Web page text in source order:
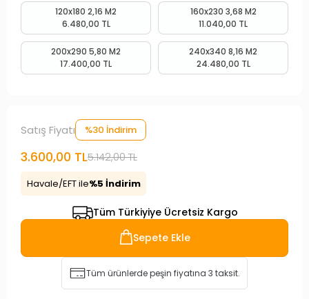
120x180 2,16 M2
6.480,00 TL
160x230 3,68 M2
11.040,00 TL
200x290 5,80 M2
17.400,00 TL
240x340 8,16 M2
24.480,00 TL
Satış Fiyatı %30 İndirim
3.600,00 TL5.142,00 TL
Havale/EFT ile%5 İndirim
Tüm Türkiyiye Ücretsiz Kargo
Sepete Ekle
Tüm ürünlerde peşin fiyatına 3 taksit.